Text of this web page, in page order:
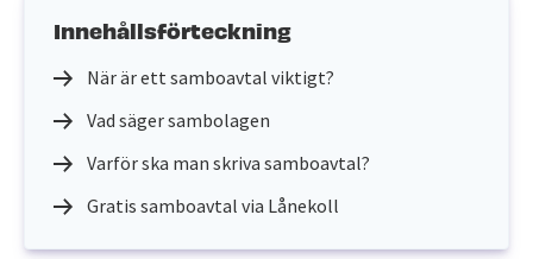
Innehållsförteckning
När är ett samboavtal viktigt?
Vad säger sambolagen
Varför ska man skriva samboavtal?
Gratis samboavtal via Lånekoll